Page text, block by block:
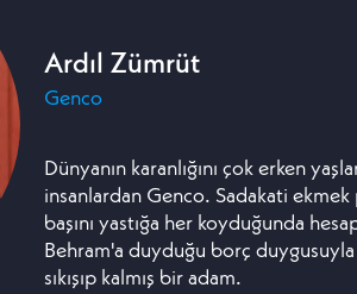
Ardıl Zümrüt
Genco
Dünyanın karanlığını çok erken
insanlardan Genco. Sadakati ekmek
başını yastığa her koyduğunda
Behram'a duyduğu borç
sıkışıp kalmış bir adam.